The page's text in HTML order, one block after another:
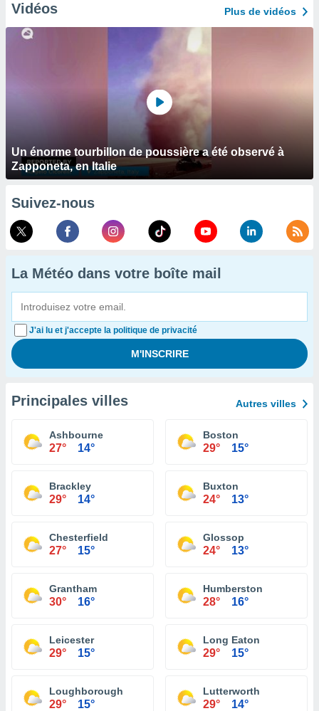
Vidéos Plus de vidéos
Un énorme tourbillon de poussière a été observé à
Zapponeta, en Italie
Suivez-nous
La Météo dans votre boîte mail
J'ai lu et j'accepte la politique de privacité
Principales villes Autres villes
Ashbourne
27° 14°
Boston
29° 15°
Brackley
29° 14°
Buxton
24° 13°
Chesterfield
27° 15°
Glossop
24° 13°
Grantham
30° 16°
Humberston
28° 16°
Leicester
29° 15°
Long Eaton
29° 15°
Loughborough
29° 15°
Lutterworth
29° 14°